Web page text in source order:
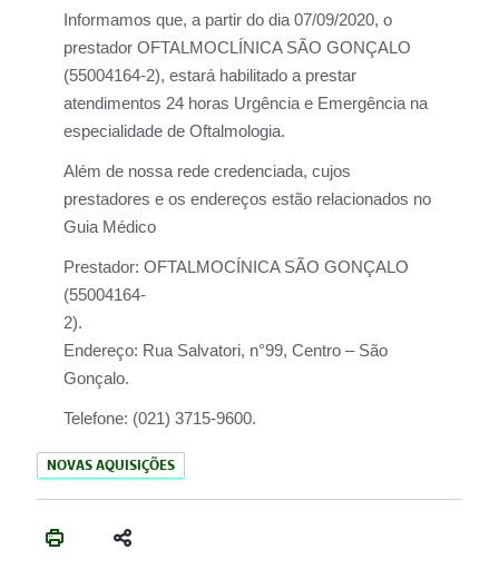
Informamos que, a partir do dia07/09/2020, o
prestador OFTALMOCLÍNICA SÃO GONÇALO
(55004164-2), estará habilitado a prestar
atendimentos 24 horas Urgência e Emergência na
especialidade de Oftalmologia.
Além de nossa rede credenciada, cujos
prestadores e os endereços estão relacionados no
Guia Médico
Prestador: OFTALMOCÍNICA SÃO GONÇALO
(55004164-
2).
Endereço: Rua Salvatori, n°99, Centro – São
Gonçalo.
Telefone: (021) 3715-9600.
NOVAS AQUISIÇÕES